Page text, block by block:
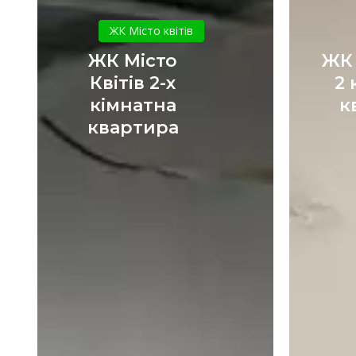
Місто
Квітів
2-
х
кімнатна
квартира
ЖК Місто квітів
ЖК Місто
Квітів 2-х
кімнатна
квартира
ЖК
2